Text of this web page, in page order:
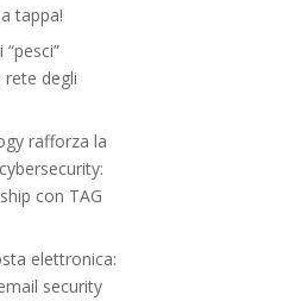
tappa!
rete degli
rafforza la
con TAG
elettronica:
security